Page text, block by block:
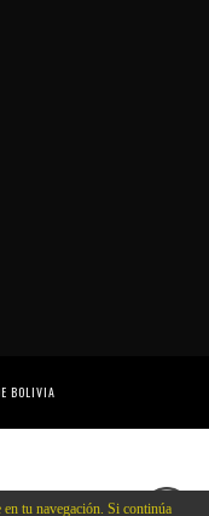
BOLIVIA
tu navegación. Si continúa